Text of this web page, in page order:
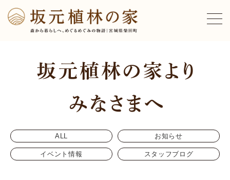
ALL お知らせ
イベント情報 スタッフブログ